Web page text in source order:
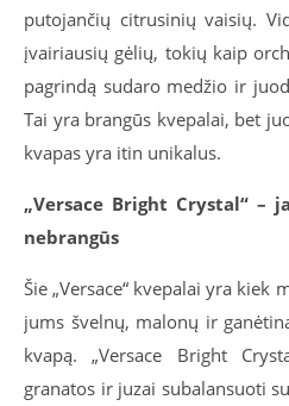
putojančių citrusinių vaisių.
įvairiausių gėlių, tokių kaip
pagrindą sudaro medžio ir
Tai yra brangūs kvepalai, bet
kvapas yra itin unikalus.
„Versace Bright Crystal“ –
nebrangūs
Šie „Versace“ kvepalai yra kiek
jums švelnų, malonų ir
kvapą. „Versace Bright
granatos ir juzai subalansuoti